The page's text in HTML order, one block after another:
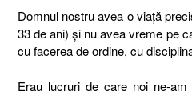
Domnul nostru avea o viață
33 de ani) și nu avea vreme pe
cu facerea de ordine, cu
Erau lucruri de care noi ne-